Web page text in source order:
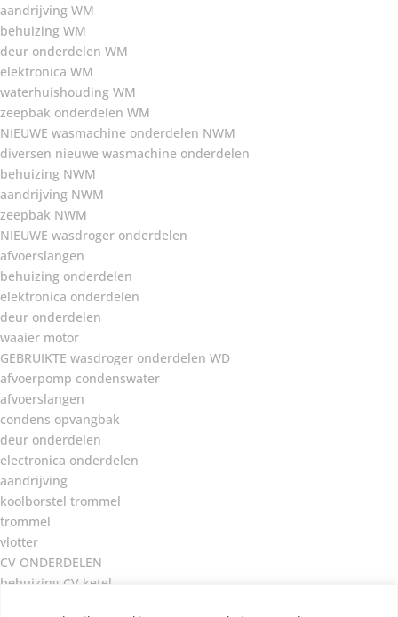
aandrijving WM
behuizing WM
deur onderdelen WM
elektronica WM
waterhuishouding WM
zeepbak onderdelen WM
NIEUWE wasmachine onderdelen NWM
diversen nieuwe wasmachine onderdelen
behuizing NWM
aandrijving NWM
zeepbak NWM
NIEUWE wasdroger onderdelen
afvoerslangen
behuizing onderdelen
elektronica onderdelen
deur onderdelen
waaier motor
GEBRUIKTE wasdroger onderdelen WD
afvoerpomp condenswater
afvoerslangen
condens opvangbak
deur onderdelen
electronica onderdelen
aandrijving
koolborstel trommel
trommel
vlotter
CV ONDERDELEN
behuizing CV ketel